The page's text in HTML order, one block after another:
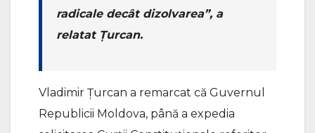
radicale decât dizolvarea”, a
relatat Țurcan.
Vladimir Țurcan a remarcat că Guvernul
Republicii Moldova, până a expedia